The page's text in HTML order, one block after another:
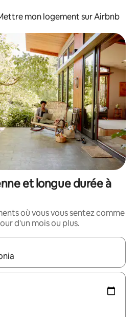
mon logement sur Airbnb
et longue durée à
où vous vous sentez comme
d'un mois ou plus.
utilisez les flèches vers le